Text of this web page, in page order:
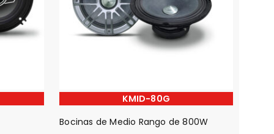
KMID-80G
Bocinas de Medio Rango de 800W